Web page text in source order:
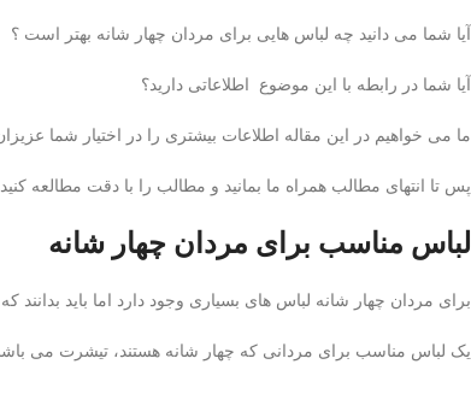
آیا شما می دانید چه لباس هایی برای مردان چهار شانه بهتر است ؟
آیا شما در رابطه با این موضوع اطلاعاتی دارید؟
ما می خواهیم در این مقاله اطلاعات بیشتری را در اختیار شما
پس تا انتهای مطالب همراه ما بمانید و مطالب را با دقت مطالعه کنید.
لباس مناسب برای مردان چهار شانه
برای مردان چهار شانه لباس های بسیاری وجود دارد اما باید
یک لباس مناسب برای مردانی که چهار شانه هستند، تیشرت می